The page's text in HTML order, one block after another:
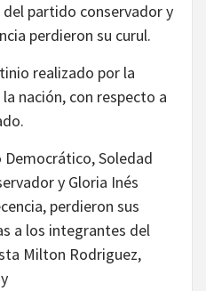
partido conservador y
perdieron su curul.
realizado por la
nación, con respecto a
Democrático, Soledad
y Gloria Inés
perdieron sus
a los integrantes del
Milton Rodriguez,